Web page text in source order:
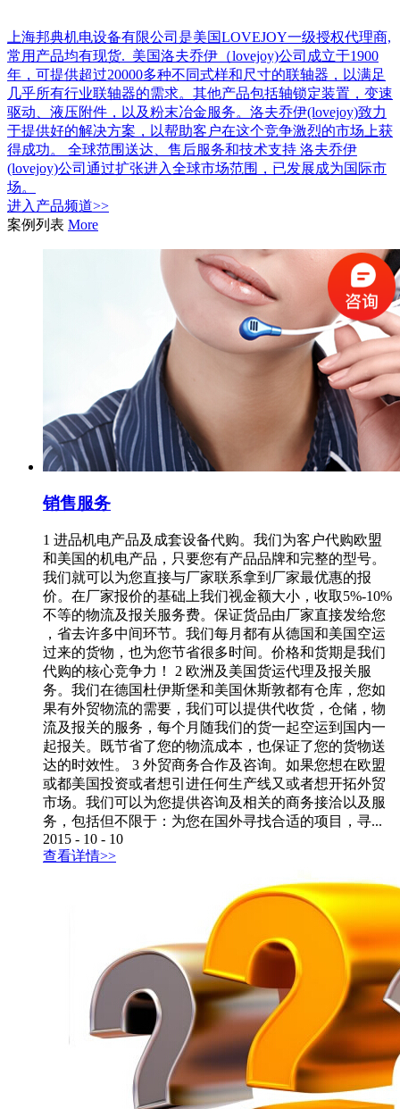
上海邦典机电设备有限公司是美国LOVEJOY一级授权代理商,
常用产品均有现货. 美国洛夫乔伊（lovejoy)公司成立于1900
年，可提供超过20000多种不同式样和尺寸的联轴器，以满足
几乎所有行业联轴器的需求。其他产品包括轴锁定装置，变速
驱动、液压附件，以及粉末冶金服务。洛夫乔伊(lovejoy)致力
于提供好的解决方案，以帮助客户在这个竞争激烈的市场上获
得成功。 全球范围送达、售后服务和技术支持 洛夫乔伊
(lovejoy)公司通过扩张进入全球市场范围，已发展成为国际市
场。
进入 产品频道>>
案例列表 More
销售服务
1 进品机电产品及成套设备代购。我们为客户代购欧盟
和美国的机电产品，只要您有产品品牌和完整的型号。
我们就可以为您直接与厂家联系拿到厂家最优惠的报
价。在厂家报价的基础上我们视金额大小，收取5%-10%
不等的物流及报关服务费。保证货品由厂家直接发给您
，省去许多中间环节。我们每月都有从德国和美国空运
过来的货物，也为您节省很多时间。价格和货期是我们
代购的核心竞争力！ 2 欧洲及美国货运代理及报关服
务。我们在德国杜伊斯堡和美国休斯敦都有仓库，您如
果有外贸物流的需要，我们可以提供代收货，仓储，物
流及报关的服务，每个月随我们的货一起空运到国内一
起报关。既节省了您的物流成本，也保证了您的货物送
达的时效性。 3 外贸商务合作及咨询。如果您想在欧盟
或都美国投资或者想引进任何生产线又或者想开拓外贸
市场。我们可以为您提供咨询及相关的商务接洽以及服
务，包括但不限于：为您在国外寻找合适的项目，寻...
2015 - 10 - 10
查看详情>>